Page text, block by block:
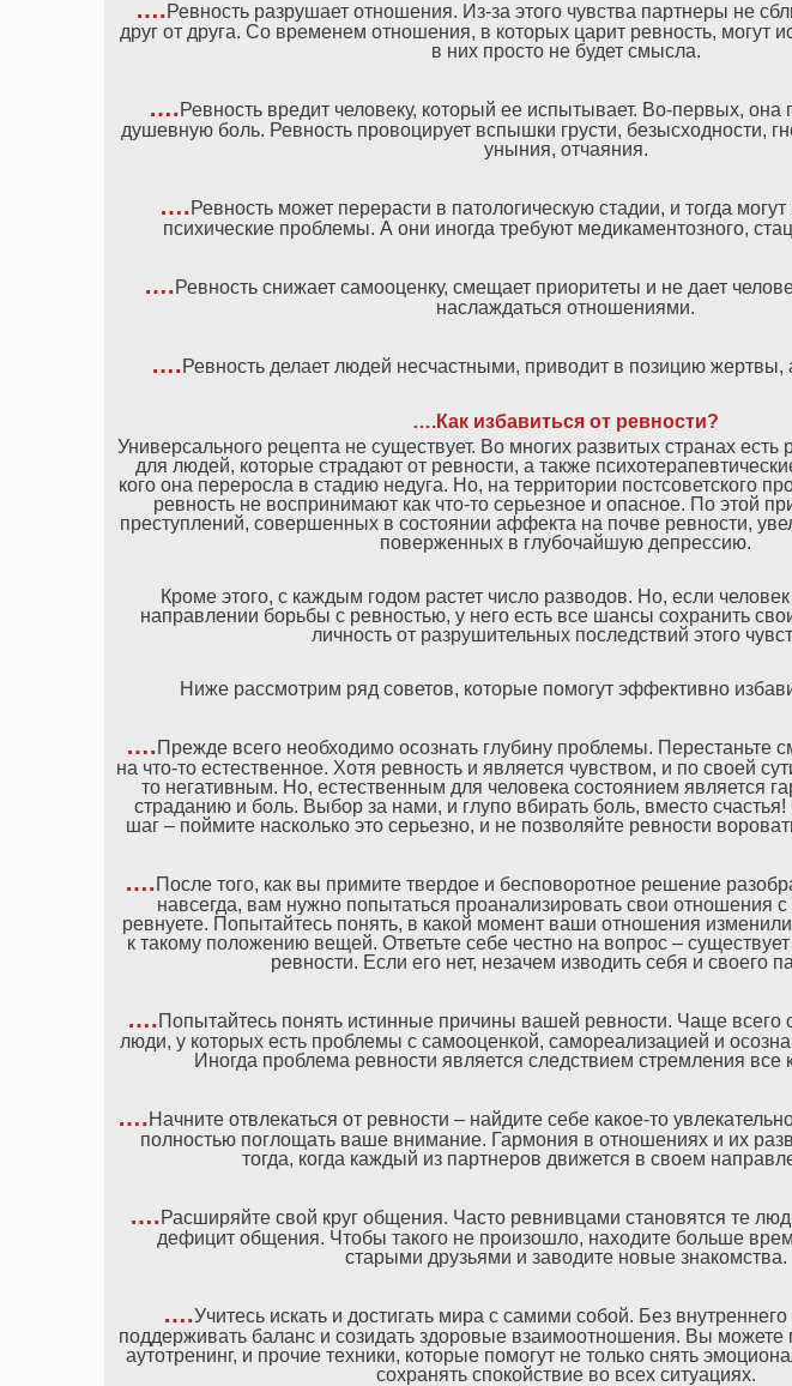
….Ревность разрушает отношения. Из-за этого чувства партнеры не
друг от друга. Со временем отношения, в которых царит ревность, могут
в них просто не будет смысла.
….Ревность вредит человеку, который ее испытывает. Во-первых, она
душевную боль. Ревность провоцирует вспышки грусти, безысходности,
уныния, отчаяния.
….Ревность может перерасти в патологическую стадии, и тогда
психические проблемы. А они иногда требуют медикаментозного,
….Ревность снижает самооценку, смещает приоритеты и не дает
наслаждаться отношениями.
….Ревность делает людей несчастными, приводит в позицию жертвы,
….Как избавиться от ревности?
Универсального рецепта не существует. Во многих развитых странах
для людей, которые страдают от ревности, а также
кого она переросла в стадию недуга. Но, на территории постсоветского
ревность не воспринимают как что-то серьезное и опасное. По этой
преступлений, совершенных в состоянии аффекта на почве ревности,
поверженных в глубочайшую депрессию.
Кроме этого, с каждым годом растет число разводов. Но, если
направлении борьбы с ревностью, у него есть все шансы сохранить
личность от разрушительных последствий этого
Ниже рассмотрим ряд советов, которые помогут эффективно
….Прежде всего необходимо осознать глубину проблемы. Перестаньте
на что-то естественное. Хотя ревность и является чувством, и по своей
то негативным. Но, естественным для человека состоянием является
страданию и боль. Выбор за нами, и глупо вбирать боль, вместо
шаг – поймите насколько это серьезно, и не позволяйте ревности
….После того, как вы примите твердое и бесповоротное решение
навсегда, вам нужно попытаться проанализировать свои отношения с
ревнуете. Попытайтесь понять, в какой момент ваши отношения
к такому положению вещей. Ответьте себе честно на вопрос –
ревности. Если его нет, незачем изводить себя и своего
….Попытайтесь понять истинные причины вашей ревности. Чаще всего
люди, у которых есть проблемы с самооценкой, самореализацией и
Иногда проблема ревности является следствием стремления все
….Начните отвлекаться от ревности – найдите себе какое-то
полностью поглощать ваше внимание. Гармония в отношениях и их
тогда, когда каждый из партнеров движется в своем
….Расширяйте свой круг общения. Часто ревнивцами становятся те
дефицит общения. Чтобы такого не произошло, находите больше
старыми друзьями и заводите новые знакомства.
….Учитесь искать и достигать мира с самими собой. Без
поддерживать баланс и созидать здоровые взаимоотношения. Вы можете
аутотренинг, и прочие техники, которые помогут не только снять
сохранять спокойствие во всех ситуациях.